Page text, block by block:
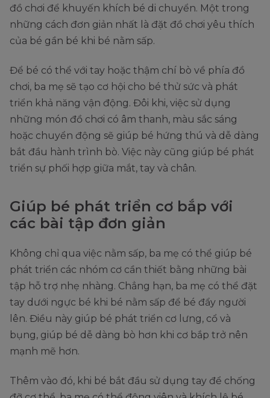
đồ chơi để khuyến khích bé di chuyển. Một trong
những cách đơn giản nhất là đặt đồ chơi yêu thích
của bé gần bé khi bé nằm sấp.
Để bé có thể với tay hoặc thậm chí bò về phía đồ
chơi, ba mẹ sẽ tạo cơ hội cho bé thử sức và phát
triển khả năng vận động. Đôi khi, việc sử dụng
những món đồ chơi có âm thanh, màu sắc sáng
hoặc chuyển động sẽ giúp bé hứng thú và dễ dàng
bắt đầu hành trình bò. Việc này cũng giúp bé phát
triển sự phối hợp giữa mắt, tay và chân.
Giúp bé phát triển cơ bắp với
các bài tập đơn giản
Không chỉ qua việc nằm sấp, ba mẹ có thể giúp bé
phát triển các nhóm cơ cần thiết bằng những bài
tập hỗ trợ nhẹ nhàng. Chẳng hạn, ba mẹ có thể đặt
tay dưới ngực bé khi bé nằm sấp để bé đẩy người
lên. Điều này giúp bé phát triển cơ lưng, cổ và
bụng, giúp bé dễ dàng bò hơn khi cơ bắp trở nên
mạnh mẽ hơn.
Thêm vào đó, khi bé bắt đầu sử dụng tay để chống